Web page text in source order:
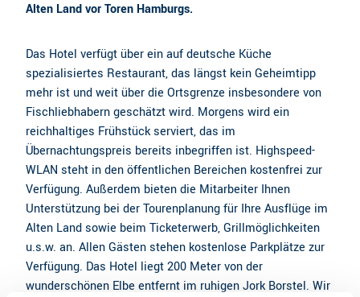
Alten Land vor Toren Hamburgs.
Das Hotel verfügt über ein auf deutsche Küche
spezialisiertes Restaurant, das längst kein Geheimtipp
mehr ist und weit über die Ortsgrenze insbesondere von
Fischliebhabern geschätzt wird. Morgens wird ein
reichhaltiges Frühstück serviert, das im
Übernachtungspreis bereits inbegriffen ist. Highspeed-
WLAN steht in den öffentlichen Bereichen kostenfrei zur
Verfügung. Außerdem bieten die Mitarbeiter Ihnen
Unterstützung bei der Tourenplanung für Ihre Ausflüge im
Alten Land sowie beim Ticketerwerb, Grillmöglichkeiten
u.s.w. an. Allen Gästen stehen kostenlose Parkplätze zur
Verfügung. Das Hotel liegt 200 Meter von der
wunderschönen Elbe entfernt im ruhigen Jork Borstel. Wir